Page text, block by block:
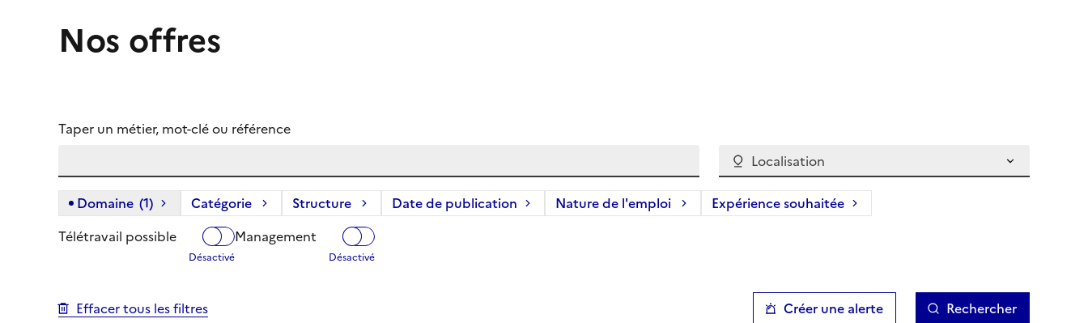
Nos offres
Taper un métier, mot-clé ou référence
Localisation
Domaine (1) (1 filtre actif) :
Catégorie Structure Date de publication Nature de l'emploi
Expérience souhaitée
Télétravail possible
Management
Effacer tous les filtres Créer une alerte Rechercher